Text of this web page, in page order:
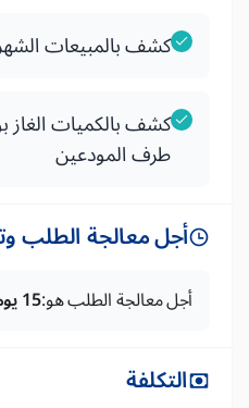
كشف بالمبيعات
كشف بالكميات الغاز
طرف المودعين
أجل معالجة الطلب
أجل معالجة الطلب هو:15 يوما
التكلفة